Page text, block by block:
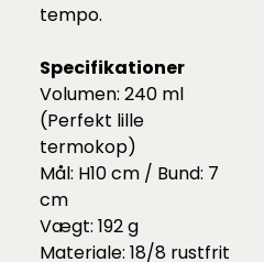
tempo.
Specifikationer
Volumen: 240 ml
(Perfekt lille
termokop)
Mål: H10 cm / Bund: 7
cm
Vægt: 192 g
Materiale: 18/8 rustfrit